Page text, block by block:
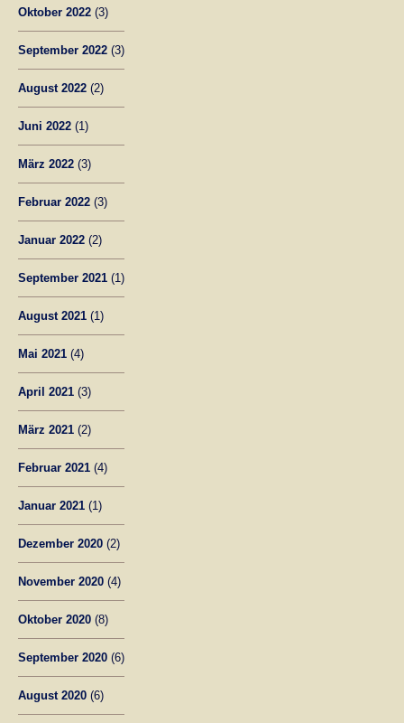
Oktober 2022 (3)
September 2022 (3)
August 2022 (2)
Juni 2022 (1)
März 2022 (3)
Februar 2022 (3)
Januar 2022 (2)
September 2021 (1)
August 2021 (1)
Mai 2021 (4)
April 2021 (3)
März 2021 (2)
Februar 2021 (4)
Januar 2021 (1)
Dezember 2020 (2)
November 2020 (4)
Oktober 2020 (8)
September 2020 (6)
August 2020 (6)